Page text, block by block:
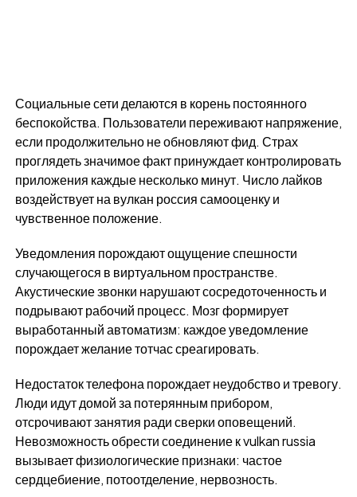
Социальные сети делаются в корень постоянного
беспокойства. Пользователи переживают напряжение,
если продолжительно не обновляют фид. Страх
проглядеть значимое факт принуждает контролировать
приложения каждые несколько минут. Число лайков
воздействует на вулкан россия самооценку и
чувственное положение.
Уведомления порождают ощущение спешности
случающегося в виртуальном пространстве.
Акустические звонки нарушают сосредоточенность и
подрывают рабочий процесс. Мозг формирует
выработанный автоматизм: каждое уведомление
порождает желание тотчас среагировать.
Недостаток телефона порождает неудобство и тревогу.
Люди идут домой за потерянным прибором,
отсрочивают занятия ради сверки оповещений.
Невозможность обрести соединение к vulkan russia
вызывает физиологические признаки: частое
сердцебиение, потоотделение, нервозность.